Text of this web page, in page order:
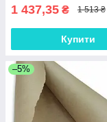
1 437,35 ₴ 1 513 ₴
Купити
–5%